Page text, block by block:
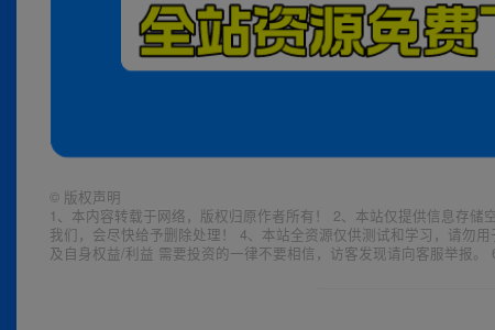
© 版权声明
1、本内容转载于网络，版权归原作者所有！ 2、本站仅提供信息存
我们，会尽快给予删除处理！ 4、本站全资源仅供测试和学习，请勿
及自身权益/利益 需要投资的一律不要相信，访客发现请向客服举报